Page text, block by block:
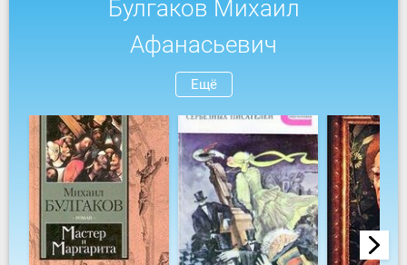
Булгаков Михаил
Афанасьевич
Ещё